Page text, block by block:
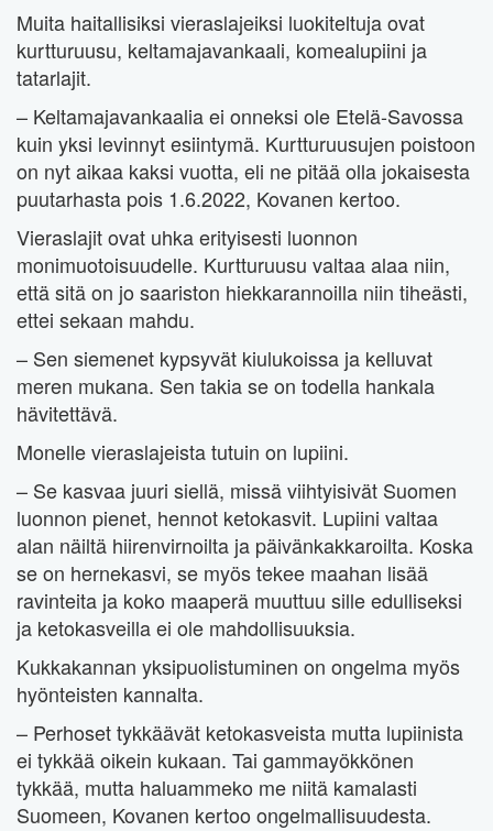
Muita haitallisiksi vieraslajeiksi luokiteltuja ovat
kurtturuusu, keltamajavankaali, komealupiini ja
tatarlajit.
– Keltamajavankaalia ei onneksi ole Etelä-Savossa
kuin yksi levinnyt esiintymä. Kurtturuusujen poistoon
on nyt aikaa kaksi vuotta, eli ne pitää olla jokaisesta
puutarhasta pois 1.6.2022, Kovanen kertoo.
Vieraslajit ovat uhka erityisesti luonnon
monimuotoisuudelle. Kurtturuusu valtaa alaa niin,
että sitä on jo saariston hiekkarannoilla niin tiheästi,
ettei sekaan mahdu.
– Sen siemenet kypsyvät kiulukoissa ja kelluvat
meren mukana. Sen takia se on todella hankala
hävitettävä.
Monelle vieraslajeista tutuin on lupiini.
– Se kasvaa juuri siellä, missä viihtyisivät Suomen
luonnon pienet, hennot ketokasvit. Lupiini valtaa
alan näiltä hiirenvirnoilta ja päivänkakkaroilta. Koska
se on hernekasvi, se myös tekee maahan lisää
ravinteita ja koko maaperä muuttuu sille edulliseksi
ja ketokasveilla ei ole mahdollisuuksia.
Kukkakannan yksipuolistuminen on ongelma myös
hyönteisten kannalta.
– Perhoset tykkäävät ketokasveista mutta lupiinista
ei tykkää oikein kukaan. Tai gammayökkönen
tykkää, mutta haluammeko me niitä kamalasti
Suomeen, Kovanen kertoo ongelmallisuudesta.